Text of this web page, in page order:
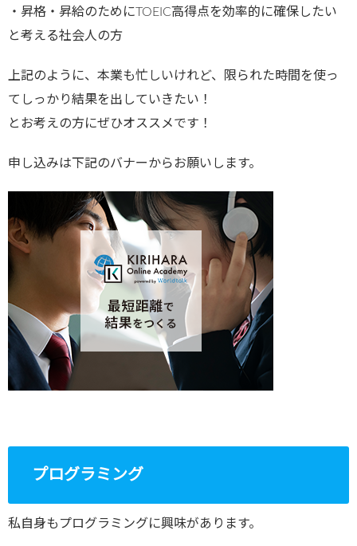
・昇格・昇給のためにTOEIC高得点を効率的に確保したい
と考える社会人の方
上記のように、本業も忙しいけれど、限られた時間を使っ
てしっかり結果を出していきたい！
とお考えの方にぜひオススメです！
申し込みは下記のバナーからお願いします。
プログラミング
私自身もプログラミングに興味があります。